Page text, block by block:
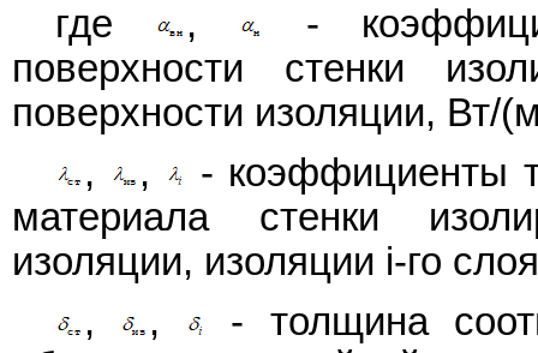
где ,
-
поверхности стенки
поверхности изоляции, Вт/
,
,
- коэффициенты
материала стенки
изоляции, изоляции i-го
,
,
- толщина